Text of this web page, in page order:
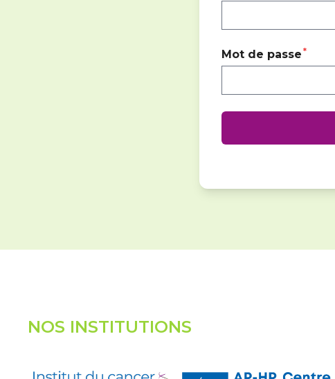
Mot de passe
NOS INSTITUTIONS